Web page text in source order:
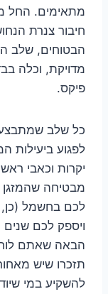
מתאימים. החל
חיבור צנרת
הבטוחים, שלב
מדויקת, וכלה
פיקס.
כל שלב שמתבצע
לפגוע ביעילות
יקרות וכאבי
מבטיחה שהמזגן
לכם בחשמל
ויספק לכם
הבאה שאתם
תזכרו שיש
להשקיע במי